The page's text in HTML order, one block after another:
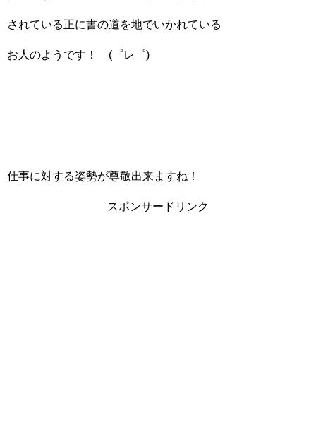
されている正に書の道を地でいかれている
お人のようです！ (゜レ゜)
仕事に対する姿勢が尊敬出来ますね！
スポンサードリンク